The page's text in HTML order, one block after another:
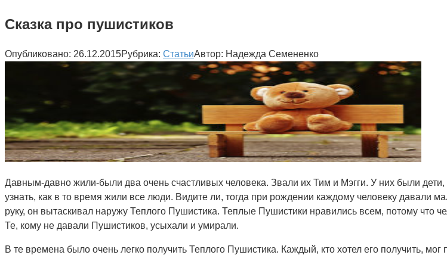
Сказка про пушистиков
Опубликовано: 26.12.2015Рубрика: СтатьиАвтор: Надежда Семененко
Давным-давно жили-были два очень счастливых человека. Звали их Тим и Мэгги. У них были
узнать, как в то время жили все люди. Видите ли, тогда при рождении каждому человеку давали
руку, он вытаскивал наружу Теплого Пушистика. Теплые Пушистики нравились всем, потому что
Те, кому не давали Пушистиков, усыхали и умирали.
В те времена было очень легко получить Теплого Пушистика. Каждый, кто хотел его получить, мог